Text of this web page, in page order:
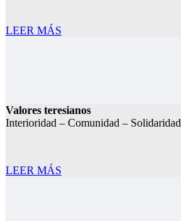
LEER MÁS
Valores teresianos
Interioridad – Comunidad – Solidaridad
LEER MÁS